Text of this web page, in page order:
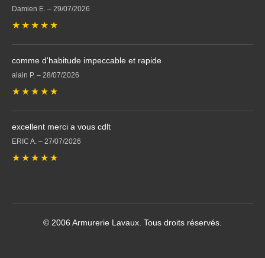
Damien E. – 29/07/2026
★ ★ ★ ★ ★
comme d'habitude impeccable et rapide
alain P. – 28/07/2026
★ ★ ★ ★ ★
excellent merci a vous cdlt
ERIC A. – 27/07/2026
★ ★ ★ ★ ★
© 2006 Armurerie Lavaux. Tous droits réservés.